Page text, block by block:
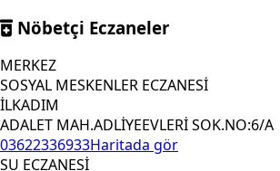
Nöbetçi Eczaneler
MERKEZ
SOSYAL MESKENLER ECZANESİ
İLKADIM
ADALET MAH.ADLİYEEVLERİ SOK.NO:6/A
03622336933Haritada gör
SU ECZANESİ